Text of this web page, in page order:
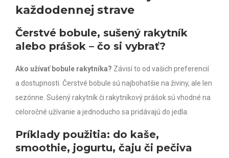
každodennej strave
Čerstvé bobule, sušený rakytník
alebo prášok – čo si vybrať?
Ako užívať bobule rakytníka? Závisí to od vašich preferencií
a dostupnosti. Čerstvé bobule sú najbohatšie na živiny, ale len
sezónne. Sušený rakytník či rakytníkový prášok sú vhodné na
celoročné užívanie a jednoducho sa pridávajú do jedla.
Príklady použitia: do kaše,
smoothie, jogurtu, čaju či pečiva